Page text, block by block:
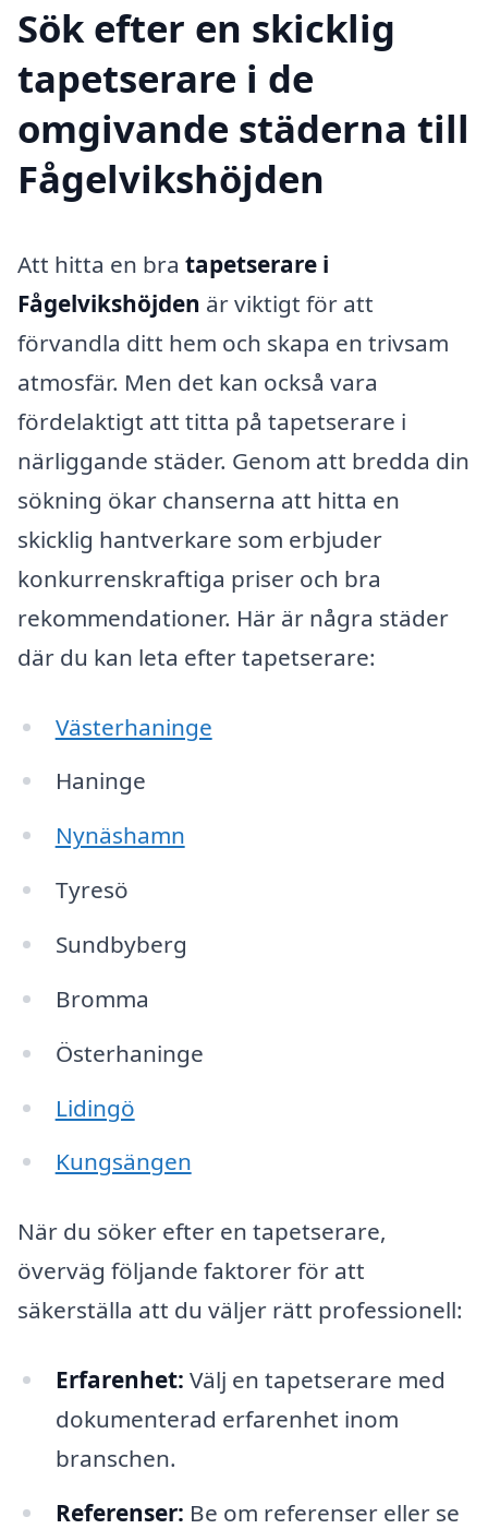
Sök efter en skicklig
tapetserare i de
omgivande städerna till
Fågelvikshöjden
Att hitta en bra tapetserare i
Fågelvikshöjden är viktigt för att
förvandla ditt hem och skapa en trivsam
atmosfär. Men det kan också vara
fördelaktigt att titta på tapetserare i
närliggande städer. Genom att bredda din
sökning ökar chanserna att hitta en
skicklig hantverkare som erbjuder
konkurrenskraftiga priser och bra
rekommendationer. Här är några städer
där du kan leta efter tapetserare:
Västerhaninge
Haninge
Nynäshamn
Tyresö
Sundbyberg
Bromma
Österhaninge
Lidingö
Kungsängen
När du söker efter en tapetserare,
överväg följande faktorer för att
säkerställa att du väljer rätt professionell:
Erfarenhet: Välj en tapetserare med
dokumenterad erfarenhet inom
branschen.
Referenser: Be om referenser eller se